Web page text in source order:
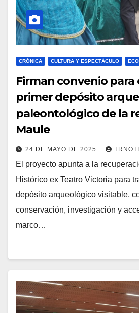
CRÓNICA CULTURA Y ESPECTÁCULO
Firman convenio
primer depósito
paleontológico de la
Maule
24 DE MAYO DE 2025
El proyecto apunta a la
Histórico ex Teatro Victoria para
depósito arqueológico visitable,
conservación, investigación y
marco…